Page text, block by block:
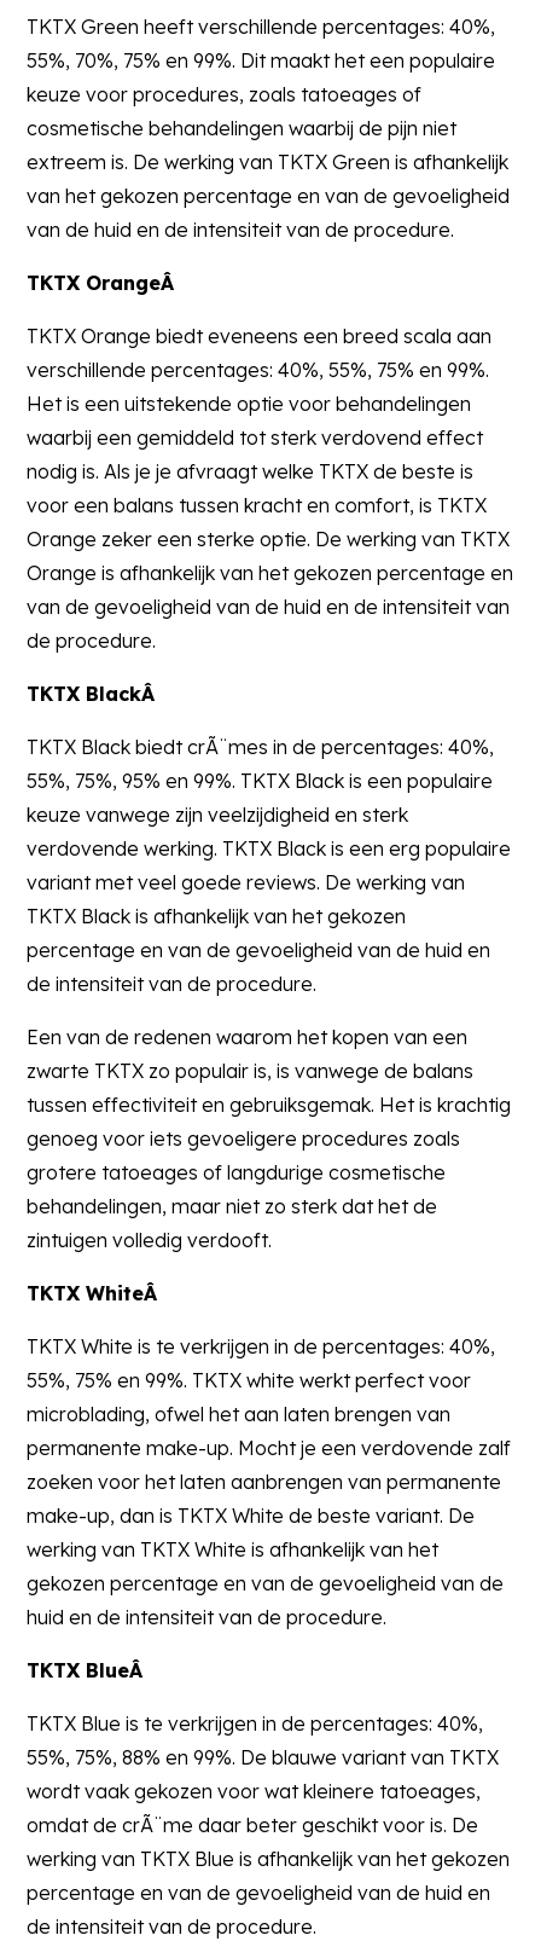
TKTX Green heeft verschillende percentages: 40%,
55%, 70%, 75% en 99%. Dit maakt het een populaire
keuze voor procedures, zoals tatoeages of
cosmetische behandelingen waarbij de pijn niet
extreem is. De werking van TKTX Green is afhankelijk
van het gekozen percentage en van de gevoeligheid
van de huid en de intensiteit van de procedure.
TKTX OrangeÂ
TKTX Orange biedt eveneens een breed scala aan
verschillende percentages: 40%, 55%, 75% en 99%.
Het is een uitstekende optie voor behandelingen
waarbij een gemiddeld tot sterk verdovend effect
nodig is. Als je je afvraagt welke TKTX de beste is
voor een balans tussen kracht en comfort, is TKTX
Orange zeker een sterke optie. De werking van TKTX
Orange is afhankelijk van het gekozen percentage en
van de gevoeligheid van de huid en de intensiteit van
de procedure.
TKTX BlackÂ
TKTX Black biedt crÃ¨mes in de percentages: 40%,
55%, 75%, 95% en 99%. TKTX Black is een populaire
keuze vanwege zijn veelzijdigheid en sterk
verdovende werking. TKTX Black is een erg populaire
variant met veel goede reviews. De werking van
TKTX Black is afhankelijk van het gekozen
percentage en van de gevoeligheid van de huid en
de intensiteit van de procedure.
Een van de redenen waarom het kopen van een
zwarte TKTX zo populair is, is vanwege de balans
tussen effectiviteit en gebruiksgemak. Het is krachtig
genoeg voor iets gevoeligere procedures zoals
grotere tatoeages of langdurige cosmetische
behandelingen, maar niet zo sterk dat het de
zintuigen volledig verdooft.
TKTX WhiteÂ
TKTX White is te verkrijgen in de percentages: 40%,
55%, 75% en 99%. TKTX white werkt perfect voor
microblading, ofwel het aan laten brengen van
permanente make-up. Mocht je een verdovende zalf
zoeken voor het laten aanbrengen van permanente
make-up, dan is TKTX White de beste variant. De
werking van TKTX White is afhankelijk van het
gekozen percentage en van de gevoeligheid van de
huid en de intensiteit van de procedure.
TKTX BlueÂ
TKTX Blue is te verkrijgen in de percentages: 40%,
55%, 75%, 88% en 99%. De blauwe variant van TKTX
wordt vaak gekozen voor wat kleinere tatoeages,
omdat de crÃ¨me daar beter geschikt voor is. De
werking van TKTX Blue is afhankelijk van het gekozen
percentage en van de gevoeligheid van de huid en
de intensiteit van de procedure.